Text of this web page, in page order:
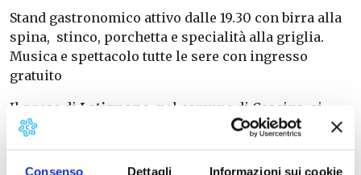
Consenso Dettagli Informazioni sui cookie
Stand gastronomico attivo dalle 19.30 con birra alla
spina, stinco, porchetta e specialità alla griglia.
Musica e spettacolo tutte le sere con ingresso
gratuito
Il paese di Latignano, nel comune di Cascina si
trova in mezzo ad una estesa campagna tra la SS
67bis dell’Arnaccio e il fosso dello Zannone.
Anticamente la zona era caratterizzata da “isolotti”